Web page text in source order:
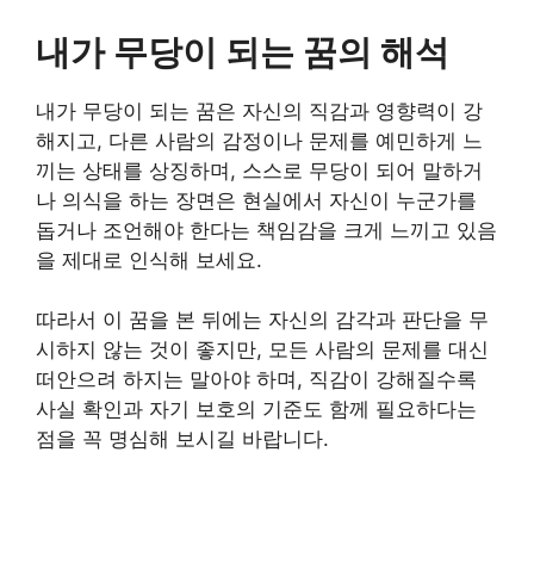
내가 무당이 되는 꿈의 해석
내가 무당이 되는 꿈은 자신의 직감과 영향력이 강
해지고, 다른 사람의 감정이나 문제를 예민하게 느
끼는 상태를 상징하며, 스스로 무당이 되어 말하거
나 의식을 하는 장면은 현실에서 자신이 누군가를
돕거나 조언해야 한다는 책임감을 크게 느끼고 있음
을 제대로 인식해 보세요.
따라서 이 꿈을 본 뒤에는 자신의 감각과 판단을 무
시하지 않는 것이 좋지만, 모든 사람의 문제를 대신
떠안으려 하지는 말아야 하며, 직감이 강해질수록
사실 확인과 자기 보호의 기준도 함께 필요하다는
점을 꼭 명심해 보시길 바랍니다.